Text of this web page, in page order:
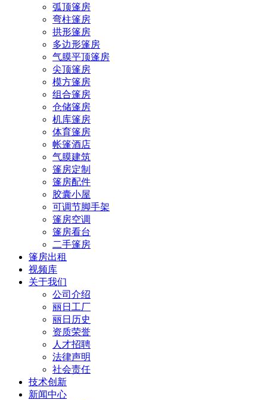
弧顶篷房
弯柱篷房
拱形篷房
多边形篷房
气膜平顶篷房
尖顶篷房
模方篷房
组合篷房
仓储篷房
机库篷房
体育篷房
帐篷酒店
气膜建筑
篷房定制
篷房配件
胶囊小屋
可调节脚手架
篷房空调
篷房看台
二手篷房
篷房出租
视频库
关于我们
公司介绍
丽日工厂
丽日历史
资质荣誉
人才招聘
法律声明
社会责任
技术创新
新闻中心